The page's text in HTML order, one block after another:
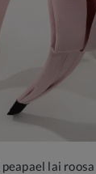
lai roosa